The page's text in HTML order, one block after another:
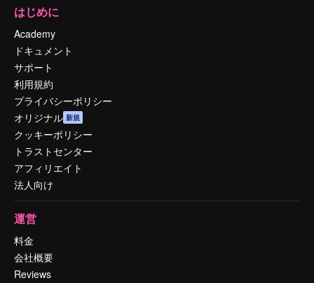
はじめに
Academy
ドキュメント
サポート
利用規約
プライバシーポリシー
オリジナル 新規
クッキーポリシー
トラストセンター
アフィリエイト
法人向け
運営
料金
会社概要
Reviews